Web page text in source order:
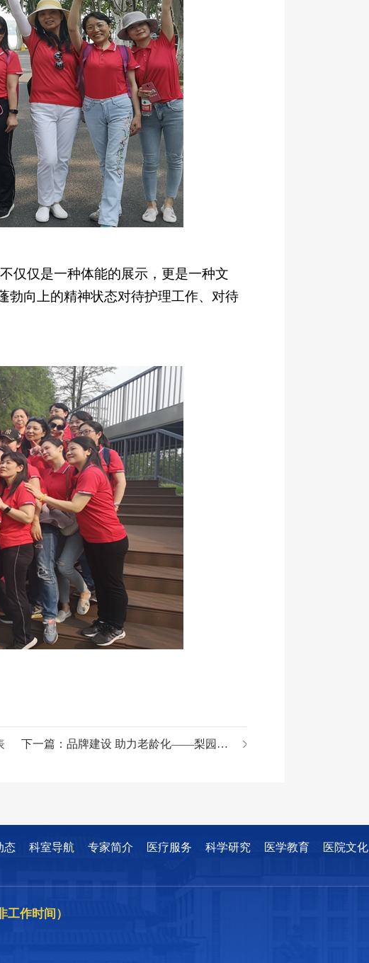
仅是一种体能的展示，更是一种文
勃向上的精神状态对待护理工作、对待
品牌建设 助力老龄化——梨园医院“暖心护理”微故事决赛
下一篇：
态 科室导航 专家简介 医疗服务 科学研究 医学教育 医院文化
工作时间）